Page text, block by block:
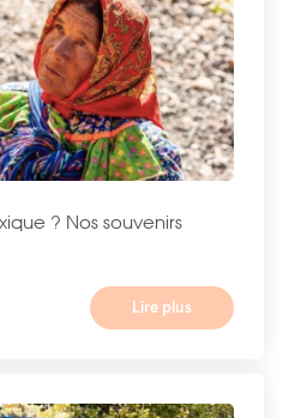
? Nos souvenirs
Lire plus